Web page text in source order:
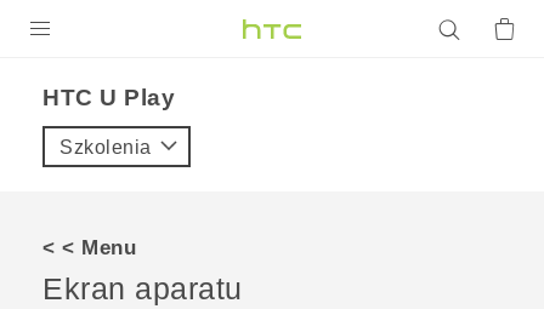
VIVE
HTC U Play‎
Szkolenia
< < Menu
Ekran aparatu